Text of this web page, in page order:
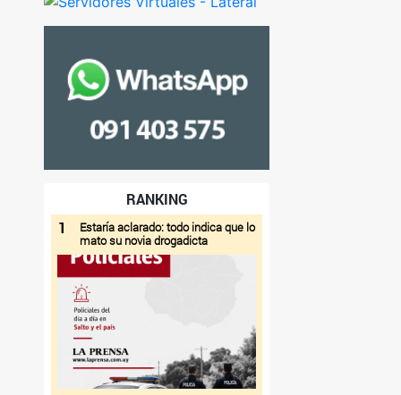
RANKING
1
Estaría aclarado: todo indica que lo
mato su novia drogadicta